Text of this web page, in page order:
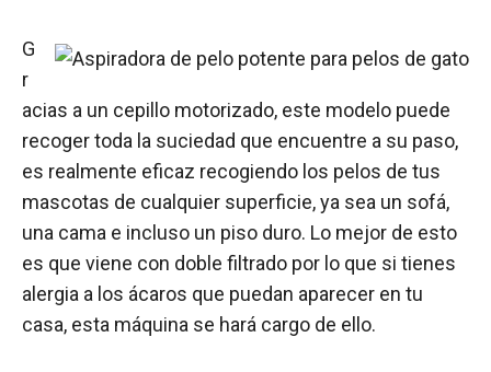
G
r
acias a un cepillo motorizado, este modelo puede
recoger toda la suciedad que encuentre a su paso,
es realmente eficaz recogiendo los pelos de tus
mascotas de cualquier superficie, ya sea un sofá,
una cama e incluso un piso duro. Lo mejor de esto
es que viene con doble filtrado por lo que si tienes
alergia a los ácaros que puedan aparecer en tu
casa, esta máquina se hará cargo de ello.